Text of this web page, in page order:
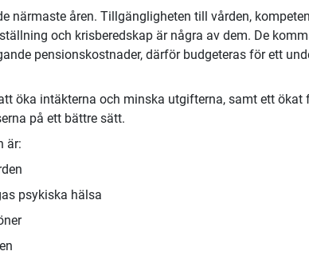
närmaste åren. Tillgängligheten till vården,
och krisberedskap är några av dem. De
pensionskostnader, därför budgeteras för ett
öka intäkterna och minska utgifterna, samt ett
på ett bättre sätt.
är:
psykiska hälsa